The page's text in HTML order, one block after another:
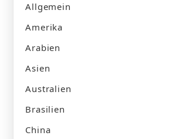
Allgemein
Amerika
Arabien
Asien
Australien
Brasilien
China